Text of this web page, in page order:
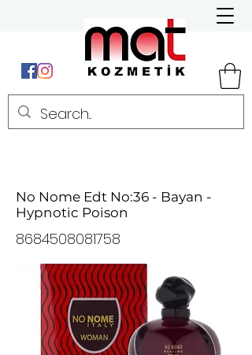
No Nome Edt No:36 - Bayan -
Hypnotic Poison
8684508081758